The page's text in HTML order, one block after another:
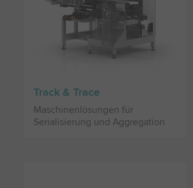
Track & Trace
Maschinenlösungen für
Serialisierung und Aggregation